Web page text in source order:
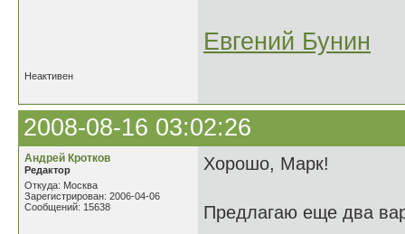
Евгений Бунин
Неактивен
2008-08-16 03:02:26
Андрей Кротков
Редактор
Откуда: Москва
Зарегистрирован: 2006-04-06
Сообщений: 15638
Хорошо, Марк!
Предлагаю еще два